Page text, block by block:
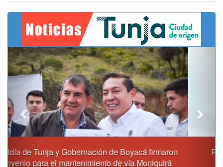
Reporte del tiempo en Boyacá para el viernes
Previous